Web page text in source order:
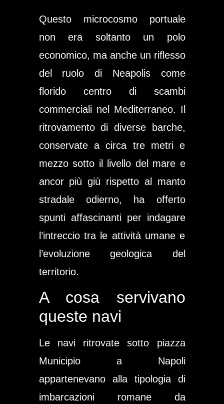
Questo microcosmo portuale
non era soltanto un polo
economico, ma anche un riflesso
del ruolo di Neapolis come
florido centro di scambi
commerciali nel Mediterraneo. Il
ritrovamento di diverse barche,
conservate a circa tre metri e
mezzo sotto il livello del mare e
ancor più giù rispetto al manto
stradale odierno, ha offerto
spunti affascinanti per indagare
l’intreccio tra le attività umane e
l’evoluzione geologica del
territorio.
A cosa servivano
queste navi
Le navi ritrovate sotto piazza
Municipio a Napoli
appartenevano alla tipologia di
imbarcazioni romane da